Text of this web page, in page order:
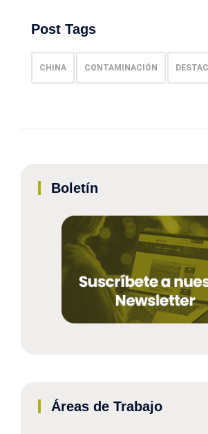
Post Tags
CHINA CONTAMINACIÓN
Boletín
Áreas de Trabajo